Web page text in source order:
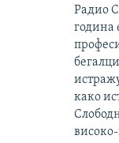
Радио
година
како